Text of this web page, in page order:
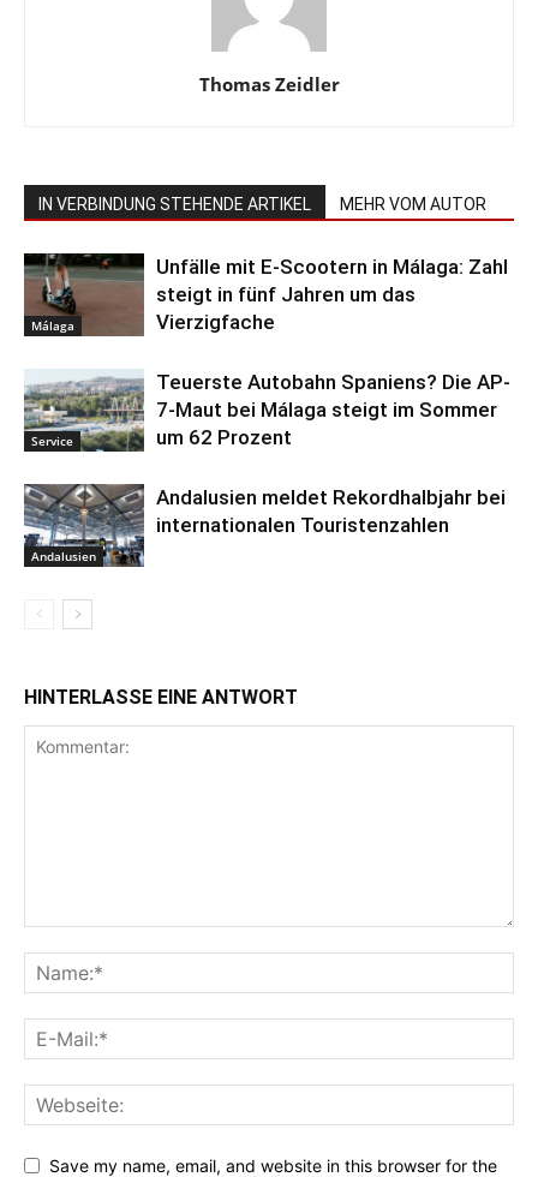
Thomas Zeidler
IN VERBINDUNG STEHENDE ARTIKEL MEHR VOM AUTOR
Málaga
Unfälle mit E-Scootern in Málaga: Zahl
steigt in fünf Jahren um das
Vierzigfache
Service
Teuerste Autobahn Spaniens? Die AP-
7-Maut bei Málaga steigt im Sommer
um 62 Prozent
Andalusien
Andalusien meldet Rekordhalbjahr bei
internationalen Touristenzahlen
HINTERLASSE EINE ANTWORT
Save my name, email, and website in this browser for the